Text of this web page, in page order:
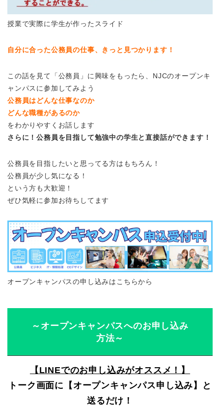
授業で実際に学生が作ったスライド
自分に合った公務員の仕事、きっと見つかります！
この話を見て「公務員」に興味をもったら、NJCのオープンキ
ャンパスに参加してみよう
公務員はどんな仕事なのか
どんな職種があるのか
をわかりやすくお話します
さらに！公務員を目指して勉強中の学生と直接話ができます！
公務員を目指したいと思ってる方はもちろん！
公務員が少し気になる！
という方も大歓迎！
ぜひ気軽に参加お待ちしてます
オープンキャンパスの申し込みはこちらから
～オープンキャンパスへのお申し込み
方法～
【LINEでのお申し込みがオススメ！】
トーク画面に【オープンキャンパス申し込み】と
送るだけ！